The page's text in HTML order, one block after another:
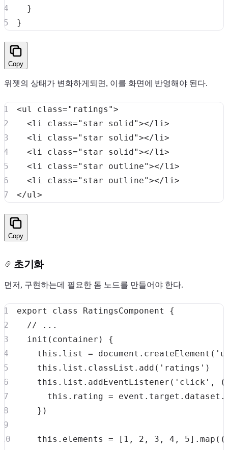
}
}
Copy
위젯의 상태가 변화하게되면, 이를 화면에 반영해야 된다.
<ul class=" ratings ">
<li class=" star solid"></li>
<li class=" star solid"></li>
<li class=" star solid"></li>
<li class=" star outline"></li>
<li class=" star outline"></li>
</ul>
Copy
초기화
먼저, 구현하는데 필요한 돔 노드를 만들어야 한다.
export class RatingsComponent
{
// ...
init ( container )
{
this . list = document . createElement (
this . list . classList . add ( 'ratings' )
this . list . addEventListener ( 'click' , (
this . rating = event . target . dataset .
} )
this . elements = [ 1 , 2 , 3 , 4 , 5] . map ( (